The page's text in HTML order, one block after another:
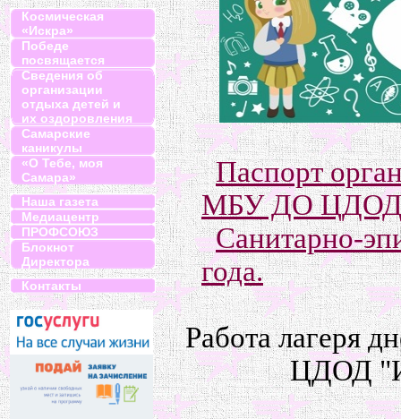
Космическая
«Искра»
Победе
посвящается
Сведения об
организации
отдыха детей и
их оздоровления
Самарские
каникулы
«О Тебе, моя
Самара»
Наша газета
Медиацентр
ПРОФСОЮЗ
Блокнот
Директора
Контакты
Паспорт
МБУ ДО ЦДОД
Санитарно-
года.
Работа лагеря
ЦДОД